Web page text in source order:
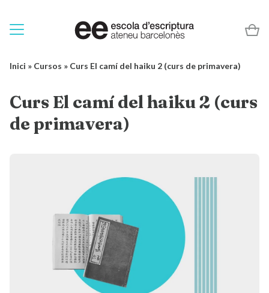
Inici » Cursos » Curs El camí del haiku 2 (curs de primavera)
Curs El camí del haiku 2 (curs
de primavera)